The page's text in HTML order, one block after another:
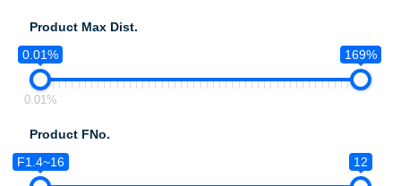
Product Max Dist.
0.01%
169%
0.01%
Product FNo.
F1.4~16
12